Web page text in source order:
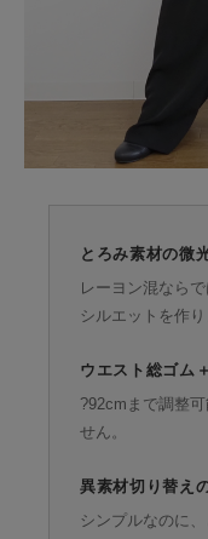
とろみ素材の微
レーヨン混なら
シルエットを作り
ウエスト総ゴム
?92cmまで調整
せん。
異素材切り替え
シンプルなのに